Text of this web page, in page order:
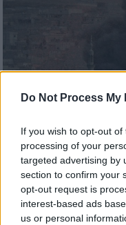
Do Not Process
If you wish to opt-out
processing of your
targeted advertising by
section to confirm your
opt-out request is
interest-based ads
us or personal
Συρία/AP